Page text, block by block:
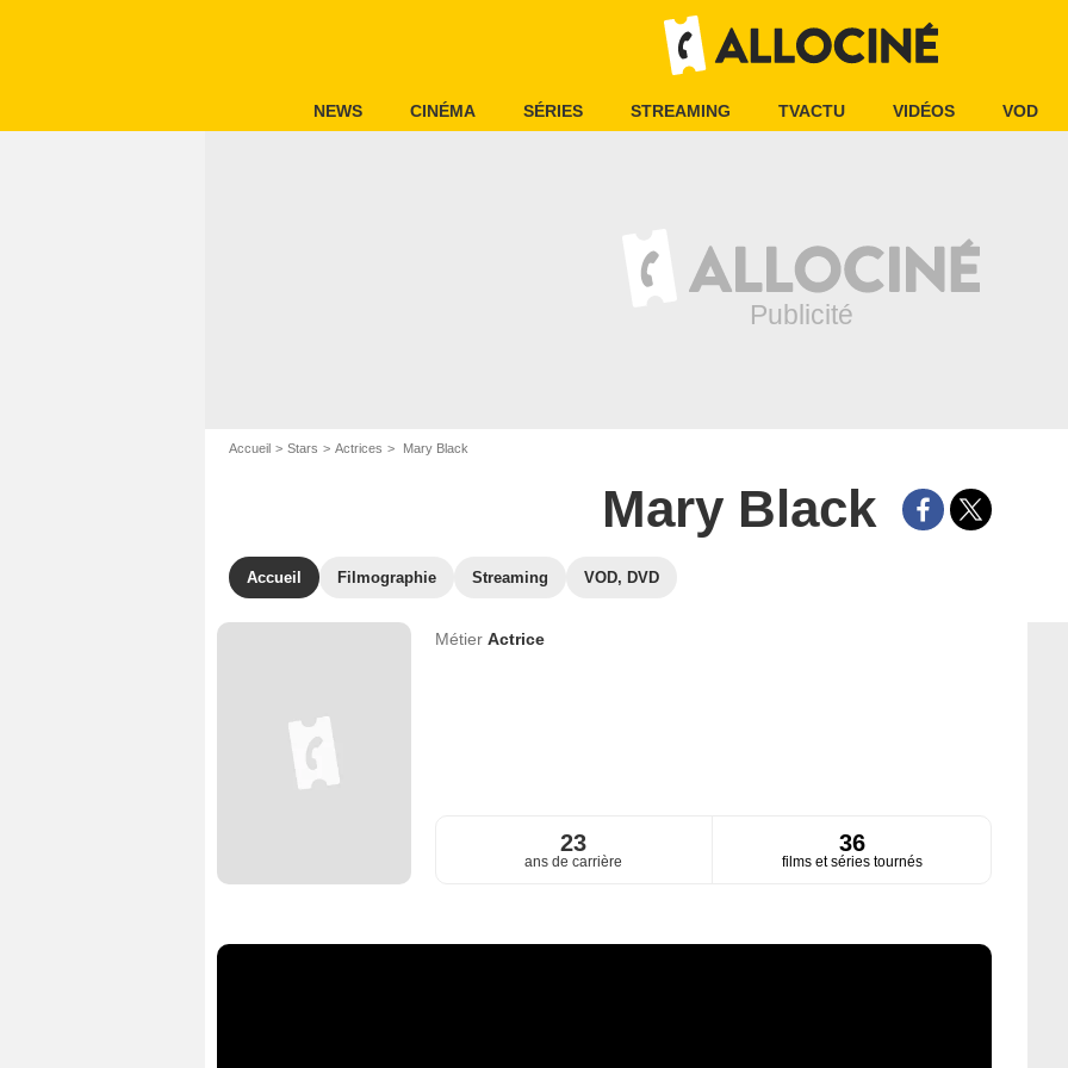
NEWS CINÉMA SÉRIES STREAMING TVACTU VIDÉOS VOD
Accueil Stars Actrices Mary Black
Mary Black
Accueil Filmographie Streaming VOD, DVD
Métier Actrice
23
ans de carrière
36
films et séries tournés